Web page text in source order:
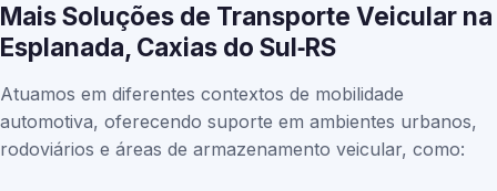
Mais Soluções de Transporte Veicular na
Esplanada, Caxias do Sul‑RS
Atuamos em diferentes contextos de mobilidade
automotiva, oferecendo suporte em ambientes urbanos,
rodoviários e áreas de armazenamento veicular, como: